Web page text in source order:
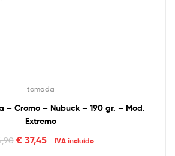
tomada
– Cromo – Nubuck – 190 gr. – Mod.
Extremo
€37,45 IVA incluído